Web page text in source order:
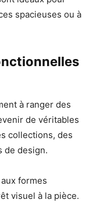
spacieuses ou à
à ranger des
de véritables
collections, des
de design.
formes
visuel à la pièce.